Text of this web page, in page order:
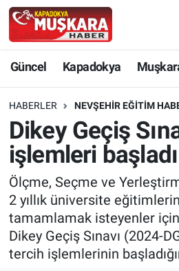
Güncel Kapadokya
HABERLER NEVŞEHIR EĞITIM
Dikey Geçiş
işlemleri başladı
Ölçme, Seçme ve
2 yıllık üniversite
tamamlamak isteyenler
Dikey Geçiş Sınavı (2024-
tercih işlemlerinin
Güncel
SEÇİM
Muşkara Özel
Ekonomi
Kapadokya
Turizm
Nevşehir Hava Durumu
Nevşehir Trafik Yoğunluk
Süper Lig Puan Durumu ve
Tüm Manşetler
Son Dakika Haberleri
Haber Arşivi